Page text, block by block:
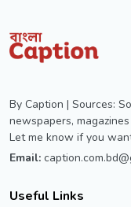
By Caption | Sources:
newspapers,
Let me know if you
Email:
Useful Links